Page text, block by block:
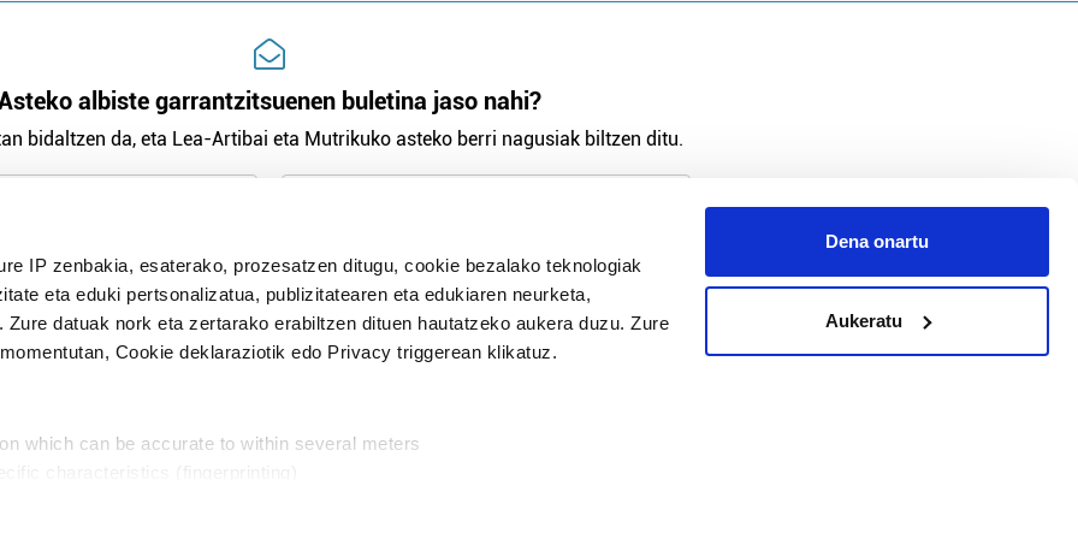
IP zenbakia, esaterako, prozesatzen ditugu, cookie bezalako teknologiak
eta eduki pertsonalizatua, publizitatearen eta edukiaren neurketa,
datuak nork eta zertarako erabiltzen dituen hautatzeko aukera duzu. Zure
Cookie deklaraziotik edo Privacy triggerean klikatuz.
which can be accurate to within several meters
Dena onartu
Aukeratu
albiste garrantzitsuenen buletina jaso nahi?
bidaltzen da, eta Lea-Artibai eta Mutrikuko asteko berri nagusiak biltzen ditu.
Harpidetu
modu librean kontatzea da gure eginkizuna. Horretarako zure ekarpena